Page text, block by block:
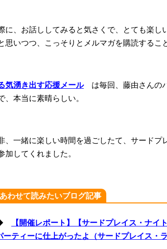
に、お話ししてみると気さくで、とても楽し
思いつつ、こっそりとメルマガを購読するこ
気湧き出す応援メールは毎回、藤由さんの
、本当に素晴らしい。
、一緒に楽しい時間を過ごしたて、サード
加してくれました。
あわせて読みたいブログ記事
【開催レポート】【サードプレイス・ナ
ーティーに仕上がったよ（サードプレイス・ラ